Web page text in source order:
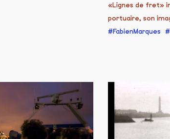
«Lignes de fret»
portuaire, son
FabienMarques